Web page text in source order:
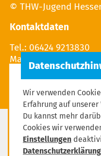
© THW-Jugend
Kontaktdaten
Tel.: 06424 9213830
Mail:
Wir verwenden
Erfahrung auf
Du kannst mehr
Cookies wir
Einstellungen
Datenschutzerklärung